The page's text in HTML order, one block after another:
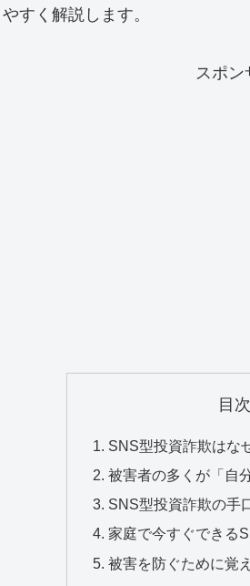
すく解説します。
スポン
目
SNS型投資詐欺はな
被害者の多くが「自
SNS型投資詐欺の手
家庭で今すぐできる
被害を防ぐために覚